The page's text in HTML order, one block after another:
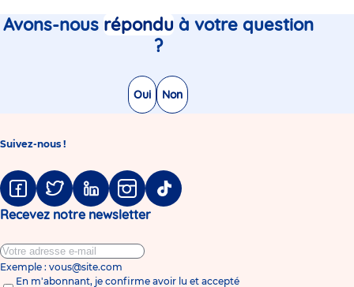
Avons-nous réponduà votre question
?
Non
Oui
Suivez-nous !
Facebook
TwitterLinkedinInstagram
Tiktok
Recevez notre newsletter
Exemple : vous@site.com
En m'abonnant, je confirme avoir lu et accepté